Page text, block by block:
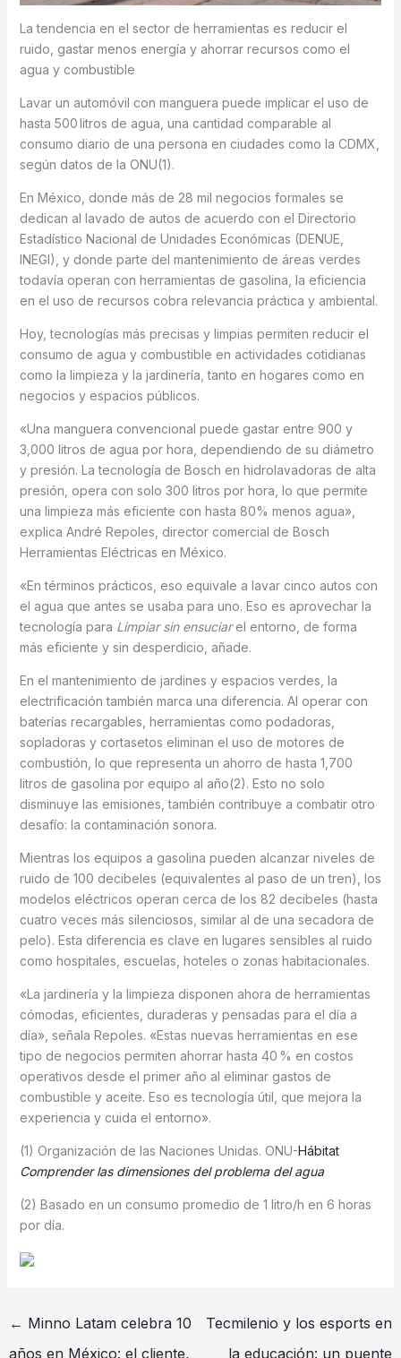
La tendencia en el sector de herramientas es reducir el
ruido, gastar menos energía y ahorrar recursos como el
agua y combustible
Lavar un automóvil con manguera puede implicar el uso de
hasta 500 litros de agua, una cantidad comparable al
consumo diario de una persona en ciudades como la CDMX,
según datos de la ONU(1).
En México, donde más de 28 mil negocios formales se
dedican al lavado de autos de acuerdo con el Directorio
Estadístico Nacional de Unidades Económicas (DENUE,
INEGI), y donde parte del mantenimiento de áreas verdes
todavía operan con herramientas de gasolina, la eficiencia
en el uso de recursos cobra relevancia práctica y ambiental.
Hoy, tecnologías más precisas y limpias permiten reducir el
consumo de agua y combustible en actividades cotidianas
como la limpieza y la jardinería, tanto en hogares como en
negocios y espacios públicos.
«Una manguera convencional puede gastar entre 900 y
3,000 litros de agua por hora, dependiendo de su diámetro
y presión. La tecnología de Bosch en hidrolavadoras de alta
presión, opera con solo 300 litros por hora, lo que permite
una limpieza más eficiente con hasta 80% menos agua»,
explica André Repoles, director comercial de Bosch
Herramientas Eléctricas en México.
«En términos prácticos, eso equivale a lavar cinco autos con
el agua que antes se usaba para uno. Eso es aprovechar la
tecnología para Limpiar sin ensuciarel entorno, de forma
más eficiente y sin desperdicio, añade.
En el mantenimiento de jardines y espacios verdes, la
electrificación también marca una diferencia. Al operar con
baterías recargables, herramientas como podadoras,
sopladoras y cortasetos eliminan el uso de motores de
combustión, lo que representa un ahorro de hasta 1,700
litros de gasolina por equipo al año(2). Esto no solo
disminuye las emisiones, también contribuye a combatir otro
desafío: la contaminación sonora.
Mientras los equipos a gasolina pueden alcanzar niveles de
ruido de 100 decibeles (equivalentes al paso de un tren), los
modelos eléctricos operan cerca de los 82 decibeles (hasta
cuatro veces más silenciosos, similar al de una secadora de
pelo). Esta diferencia es clave en lugares sensibles al ruido
como hospitales, escuelas, hoteles o zonas habitacionales.
«La jardinería y la limpieza disponen ahora de herramientas
cómodas, eficientes, duraderas y pensadas para el día a
día», señala Repoles. «Estas nuevas herramientas en ese
tipo de negocios permiten ahorrar hasta 40 % en costos
operativos desde el primer año al eliminar gastos de
combustible y aceite. Eso es tecnología útil, que mejora la
experiencia y cuida el entorno».
(1) Organización de las Naciones Unidas. ONU-Hábitat
Comprender las dimensiones del problema del agua
(2) Basado en un consumo promedio de 1 litro/h en 6 horas
por día.
← Minno Latam celebra 10
años en México: el cliente,
Tecmilenio y los esports en
la educación: un puente